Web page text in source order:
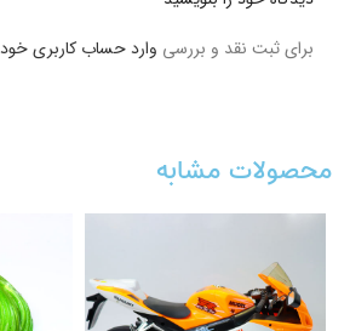
برای ثبت نقد و بررسی وارد حساب کاربری خود
محصولات مشابه